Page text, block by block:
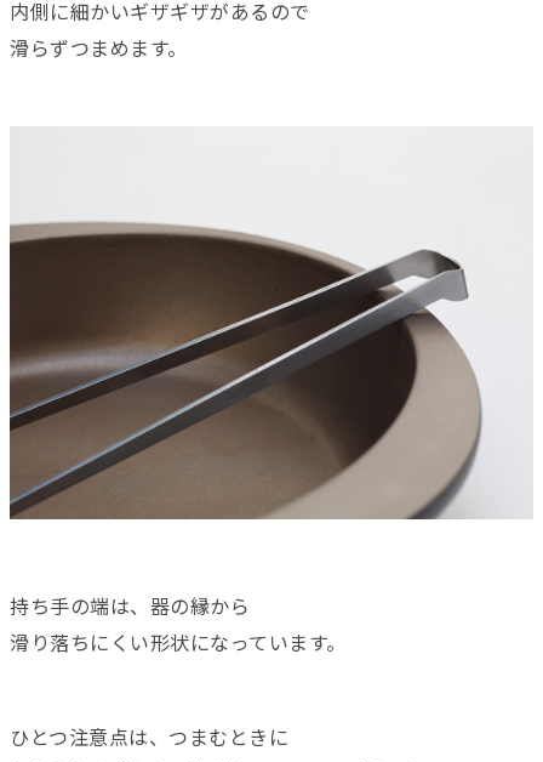
内側に細かいギザギザがあるので
滑らずつまめます。
持ち手の端は、器の縁から
滑り落ちにくい形状になっています。
ひとつ注意点は、つまむときに